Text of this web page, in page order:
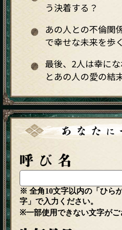
う決着する？
あの人との不倫関
で幸せな未来を歩
最後、2人は幸に
とあの人の愛の結
※ 全角10文字以内の「ひら
字」で入力ください。
※一部使用できない文字がご